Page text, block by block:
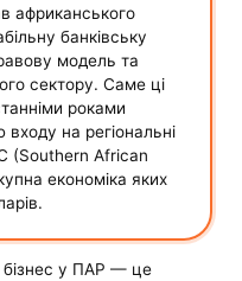
африканського
банківську
модель та
сектору. Саме ці
роками
на регіональні
(Southern African
економіка яких
бізнес у ПАР — це